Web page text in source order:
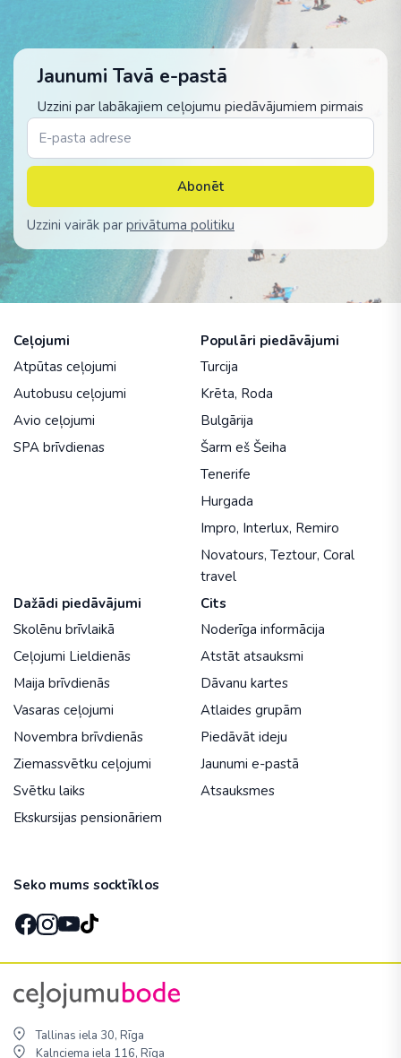
Jaunumi Tavā e-pastā
Uzzini par labākajiem ceļojumu piedāvājumiem pirmais
Abonēt
Uzzini vairāk par privātuma politiku
Ceļojumi
Atpūtas ceļojumi
Autobusu ceļojumi
Avio ceļojumi
SPA brīvdienas
Populāri piedāvājumi
Turcija
Krēta, Roda
Bulgārija
Šarm eš Šeiha
Tenerife
Hurgada
Impro, Interlux, Remiro
Novatours, Teztour, Coral
travel
Dažādi piedāvājumi
Skolēnu brīvlaikā
Ceļojumi Lieldienās
Maija brīvdienās
Vasaras ceļojumi
Novembra brīvdienās
Ziemassvētku ceļojumi
Svētku laiks
Ekskursijas pensionāriem
Cits
Noderīga informācija
Atstāt atsauksmi
Dāvanu kartes
Atlaides grupām
Piedāvāt ideju
Jaunumi e-pastā
Atsauksmes
Seko mums socktīklos
Tallinas iela 30, Rīga
Kalnciema iela 116, Rīga